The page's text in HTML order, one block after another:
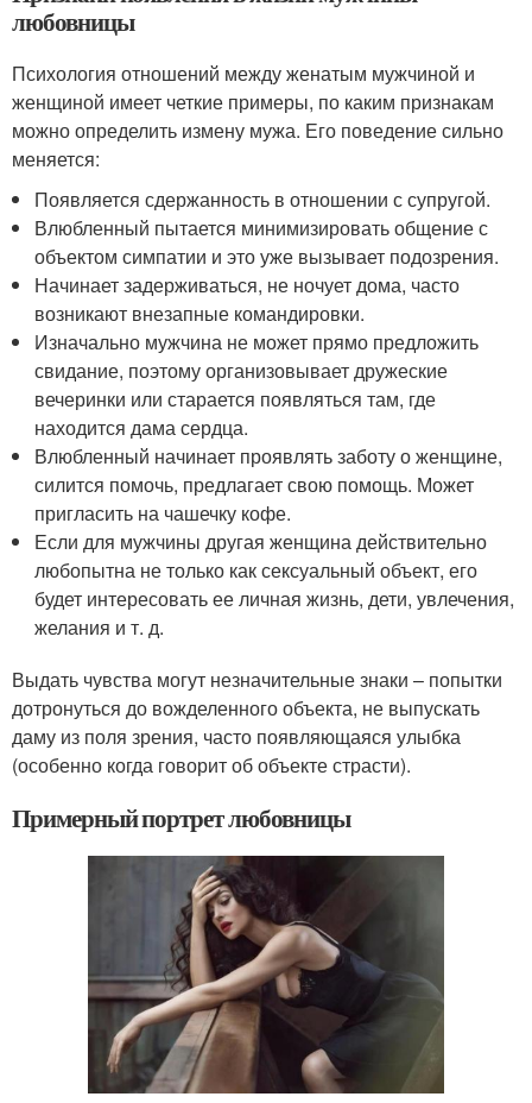
любовницы
Психология отношений между женатым мужчиной и
женщиной имеет четкие примеры, по каким признакам
можно определить измену мужа. Его поведение сильно
меняется:
Появляется сдержанность в отношении с супругой.
Влюбленный пытается минимизировать общение с
объектом симпатии и это уже вызывает подозрения.
Начинает задерживаться, не ночует дома, часто
возникают внезапные командировки.
Изначально мужчина не может прямо предложить
свидание, поэтому организовывает дружеские
вечеринки или старается появляться там, где
находится дама сердца.
Влюбленный начинает проявлять заботу о женщине,
силится помочь, предлагает свою помощь. Может
пригласить на чашечку кофе.
Если для мужчины другая женщина действительно
любопытна не только как сексуальный объект, его
будет интересовать ее личная жизнь, дети, увлечения,
желания и т. д.
Выдать чувства могут незначительные знаки – попытки
дотронуться до вожделенного объекта, не выпускать
даму из поля зрения, часто появляющаяся улыбка
(особенно когда говорит об объекте страсти).
Примерный портрет любовницы